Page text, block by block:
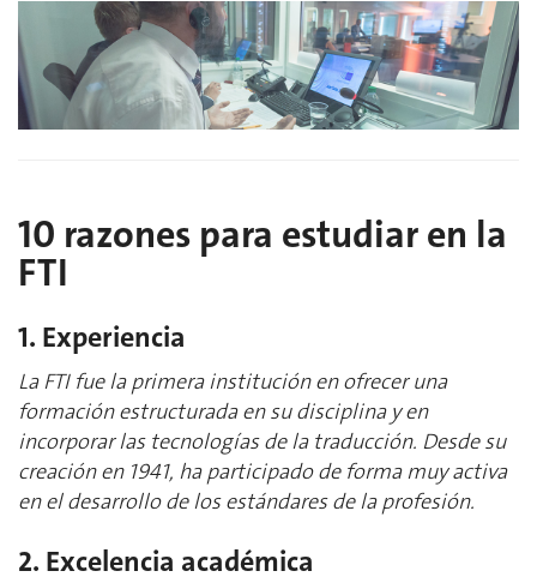
10 razones para estudiar en la
FTI
1. Experiencia
La FTI fue la primera institución en ofrecer una
formación estructurada en su disciplina y en
incorporar las tecnologías de la traducción. Desde su
creación en 1941, ha participado de forma muy activa
en el desarrollo de los estándares de la profesión.
2. Excelencia académica